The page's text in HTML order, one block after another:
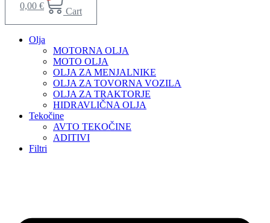
0,00 €
Cart
Olja
MOTORNA OLJA
MOTO OLJA
OLJA ZA MENJALNIKE
OLJA ZA TOVORNA VOZILA
OLJA ZA TRAKTORJE
HIDRAVLIČNA OLJA
Tekočine
AVTO TEKOČINE
ADITIVI
Filtri